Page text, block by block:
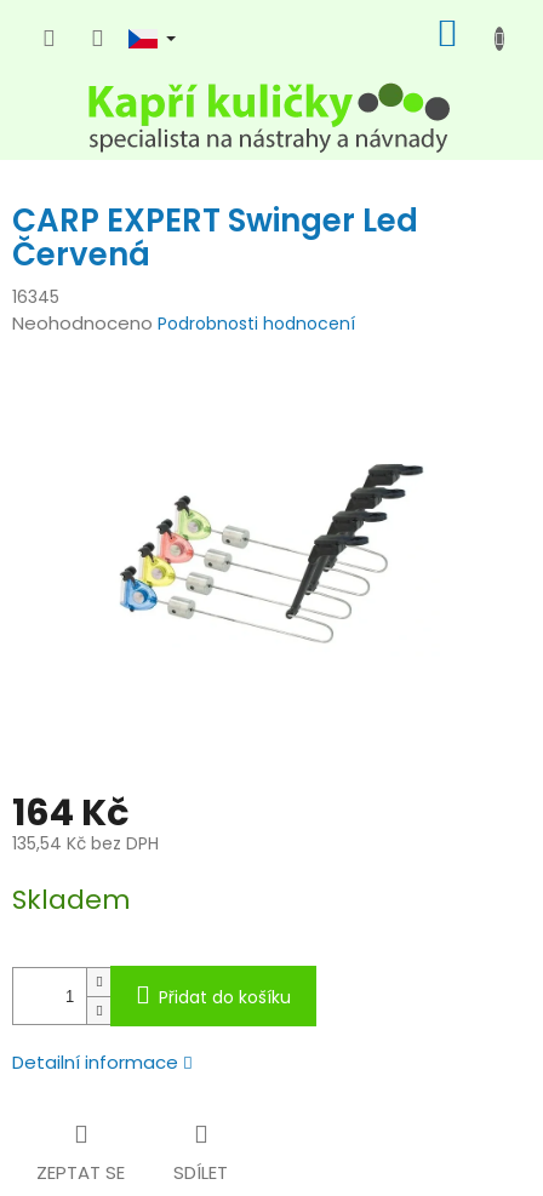
KOŠÍK
CARP EXPERT Swinger Led
Červená
16345
Průměrné
Neohodnoceno Podrobnosti hodnocení
164 Kč
135,54 Kč bez DPH
cena:
Skladem
Přidat do košíku
Detailní informace
ZEPTAT SE SDÍLET